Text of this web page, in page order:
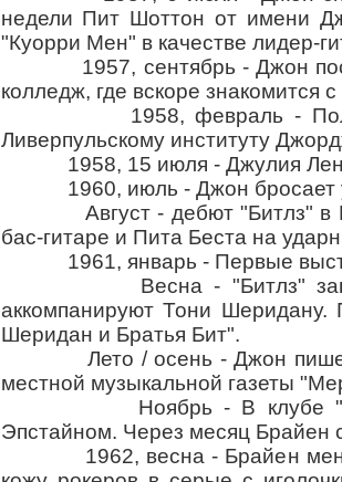
недели Пит Шоттон от имени
"Куорри Мен" в качестве лидер-
1957, сентябрь - Джон
колледж, где вскоре знакомится
1958, февраль - Пол
Ливерпульскому институту
1958, 15 июля - Джулия
1960, июль - Джон бросает
Август - дебют "Битлз" в
бас-гитаре и Пита Беста на
1961, январь - Первые
Весна - "Битлз"
аккомпанируют Тони Шеридану.
Шеридан и Братья Бит".
Лето / осень - Джон пишет
местной музыкальной газеты
Ноябрь - В клубе
Эпстайном. Через месяц Брайен
1962, весна - Брайен